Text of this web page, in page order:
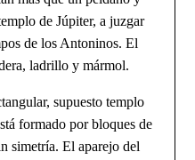
de Júpiter, a juzgar
de los Antoninos. El
ladrillo y mármol.
supuesto templo
formado por bloques de
simetría. El aparejo del